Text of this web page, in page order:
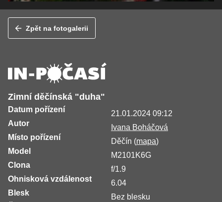
Zpět na fotogalerii
Zimní děčínská "duha"
Datum pořízení
21.01.2024 09:12
Autor
Ivana Boháčová
Místo pořízení
Děčín (mapa)
Model
M2101K6G
Clona
f/1.9
Ohnisková vzdálenost
6.04
Blesk
Bez blesku